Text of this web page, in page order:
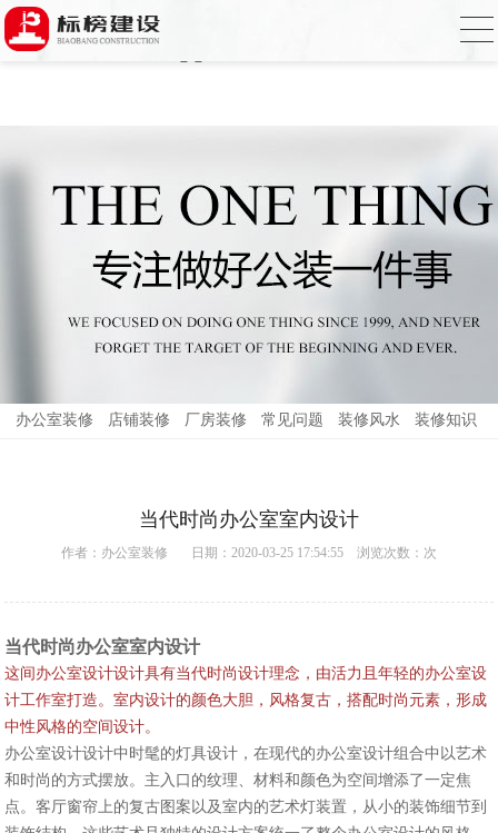
哈密瓜视频,哈密瓜视频app,哈密瓜视频下
载,哈密瓜视频app下载安装
办公室装修 店铺装修 厂房装修 常见问题 装修风水 装修知识
当代时尚办公室室内设计
作者： 办公室装修 日期：2020-03-25 17:54:55 浏览次数： 次
当代时尚办公室室内设计
这间办公室设计设计具有当代时尚设计理念，由活力且年轻的办公室设
计工作室打造。室内设计的颜色大胆，风格复古，搭配时尚元素，形成
中性风格的空间设计。
办公室设计设计中时髦的灯具设计，在现代的办公室设计组合中以艺术
和时尚的方式摆放。主入口的纹理、材料和颜色为空间增添了一定焦
点。客厅窗帘上的复古图案以及室内的艺术灯装置，从小的装饰细节到